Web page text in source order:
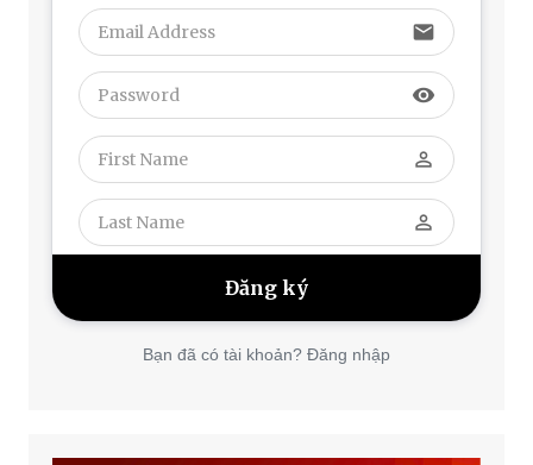
email
visibility
perm_identity
perm_identity
Bạn đã có tài khoản? Đăng nhập